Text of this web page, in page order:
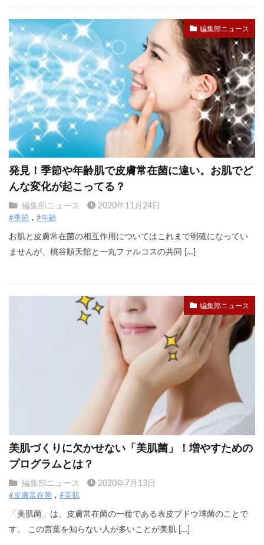
編集部ニュース
発見！季節や年齢肌で皮膚常在菌に違い。お肌でど
んな変化が起こってる？
編集部ニュース 2020年11月24日
#季節 #年齢
お肌と皮膚常在菌の相互作用についてはこれまで明確になってい
ませんが、桃谷順天館と一丸ファルコスの共同 […]
編集部ニュース
美肌づくりに欠かせない「美肌菌」！増やすための
プログラムとは？
編集部ニュース 2020年7月13日
#皮膚常在菌 #美肌
「美肌菌」は、皮膚常在菌の一種である表皮ブドウ球菌のことで
す。 この言葉を知らない人が多いことが美肌 […]